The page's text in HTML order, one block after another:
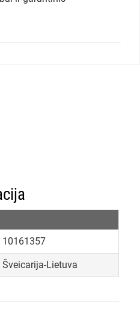
10161357
Šveicarija-Lietuva